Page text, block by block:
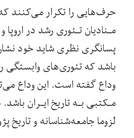
حرف‌هایی را تکرار می‌کنند
مـنادیان تـئوری رشد در
پسانگری نظری شاید خود
باشد‌ که‌ تئوری‌های وابستگی‌
وداع گفته است. این وداع
مـکتبی‌ بـه تاریخ ایـران
لزوما جامعه‌شناسانه و تاریخ‌